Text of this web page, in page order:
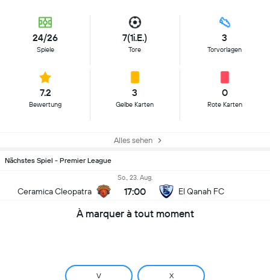
24/26
Spiele
7(1i.E.)
Tore
3
Torvorlagen
7.2
Bewertung
3
Gelbe Karten
0
Rote Karten
Alles sehen
Nächstes Spiel - Premier League
Ceramica Cleopatra
So., 23. Aug.
17:00 El Qanah FC
À marquer à tout moment
V X